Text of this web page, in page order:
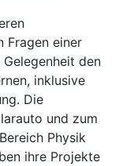
Fragen einer
den
inklusive
Die
und zum
Physik
ihre Projekte